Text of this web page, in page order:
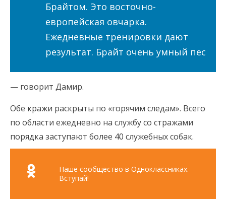
Брайтом. Это восточно-
европейская овчарка.
Ежедневные тренировки дают
результат. Брайт очень умный пес
— говорит Дамир.
Обе кражи раскрыты по «горячим следам». Всего
по области ежедневно на службу со стражами
порядка заступают более 40 служебных собак.
Наше сообщество в Одноклассниках.
Вступай!